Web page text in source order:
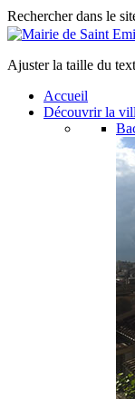
Rechercher dans le
Ajuster la taille du
Accueil
Découvrir la